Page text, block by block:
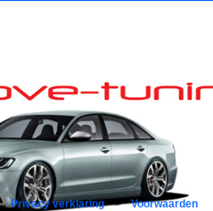
Privacy verklaring Voorwaarden